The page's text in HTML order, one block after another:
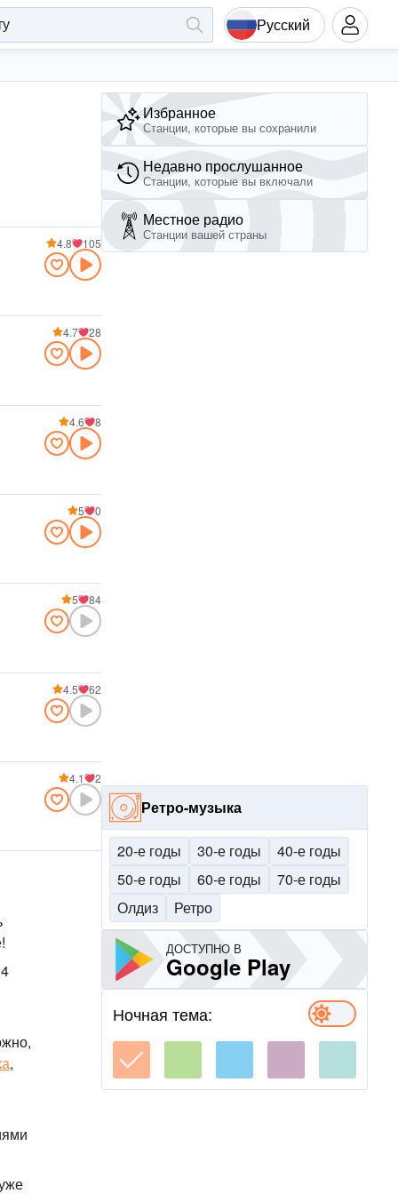
Русский
4.8 105
4.7 28
4.6 8
5 0
5 84
4.5 62
4.1 2
,
Избранное
Станции, которые вы сохранили
Недавно прослушанное
Станции, которые вы включали
Местное радио
Станции вашей страны
Ретро-музыка
20-е годы 30-е годы
40-е годы
50-е годы
60-е годы
70-е годы
Олдиз
Ретро
ДОСТУПНО В
Google Play
Ночная тема: